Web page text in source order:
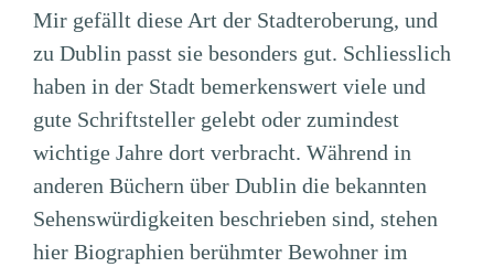
Mir gefällt diese Art der Stadteroberung, und
zu Dublin passt sie besonders gut. Schliesslich
haben in der Stadt bemerkenswert viele und
gute Schriftsteller gelebt oder zumindest
wichtige Jahre dort verbracht. Während in
anderen Büchern über Dublin die bekannten
Sehenswürdigkeiten beschrieben sind, stehen
hier Biographien berühmter Bewohner im